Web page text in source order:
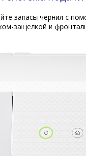
запасы чернил с
защелкой и